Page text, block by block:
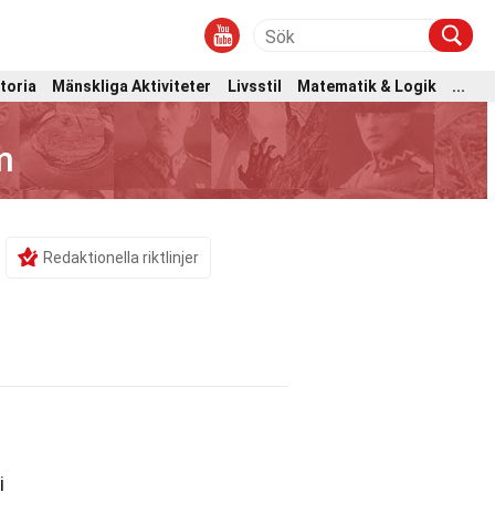
Mänskliga Aktiviteter Livsstil Matematik & Logik ...
Redaktionella riktlinjer